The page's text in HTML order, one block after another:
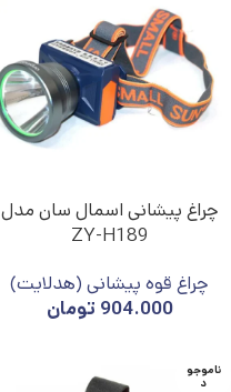
چراغ پیشانی اسمال سان مدل
ZY-H189
چراغ قوه پیشانی (هدلایت)
904.000 تومان
ناموجو
د